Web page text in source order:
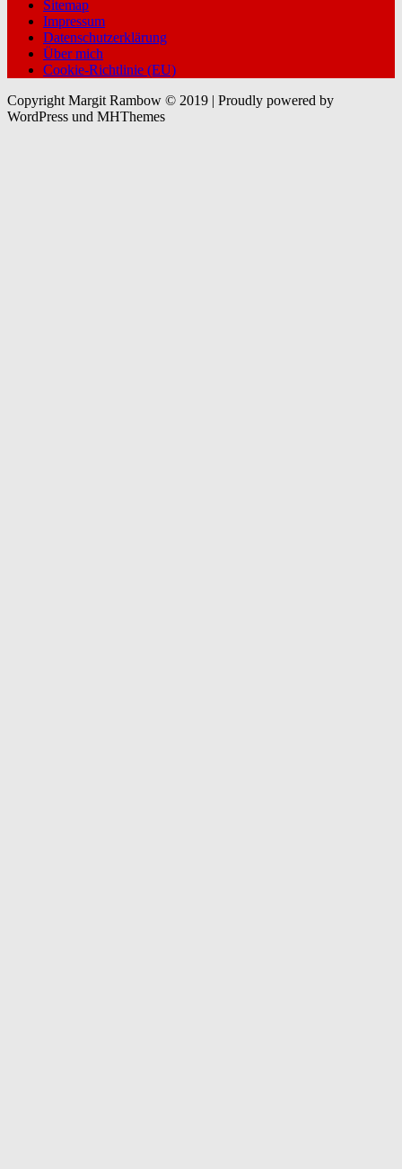
Sitemap
Impressum
Datenschutzerklärung
Über mich
Cookie-Richtlinie (EU)
Copyright Margit Rambow © 2019 | Proudly powered by
WordPress und MHThemes